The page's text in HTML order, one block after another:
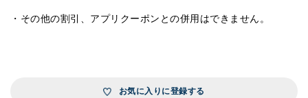
・その他の割引、アプリクーポンとの併用はできません。
お気に入りに登録する